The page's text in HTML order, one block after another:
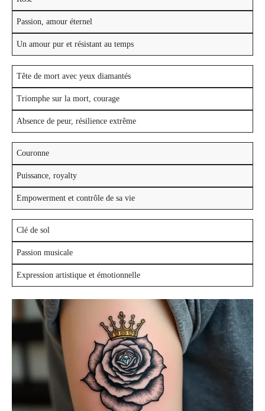
Passion, amour éternel
Un amour pur et résistant au temps
Tête de mort avec yeux diamantés
Triomphe sur la mort, courage
Absence de peur, résilience extrême
Couronne
Puissance, royalty
Empowerment et contrôle de sa vie
Clé de sol
Passion musicale
Expression artistique et émotionnelle